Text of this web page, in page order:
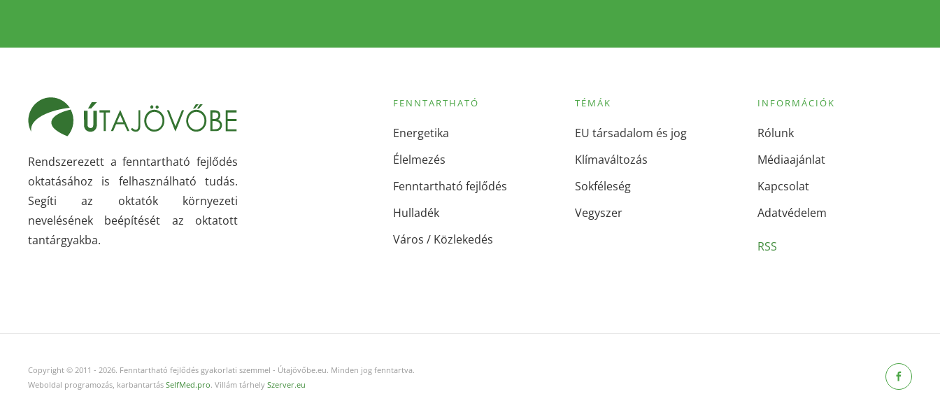
Rendszerezett a fenntartható fejlődés
oktatásához is felhasználható tudás.
Segíti az oktatók környezeti
nevelésének beépítését az oktatott
tantárgyakba.
FENNTARTHATÓ
Energetika
Élelmezés
Fenntartható fejlődés
Hulladék
Város / Közlekedés
TÉMÁK
EU társadalom és jog
Klímaváltozás
Sokféleség
Vegyszer
INFORMÁCIÓK
Rólunk
Médiaajánlat
Kapcsolat
Adatvédelem
RSS
Copyright © 2011 - 2026. Fenntartható fejlődés gyakorlati szemmel - Útajövőbe.eu. Minden jog fenntartva.
Weboldal programozás, karbantartás SelfMed.pro. Villám tárhely Szerver.eu